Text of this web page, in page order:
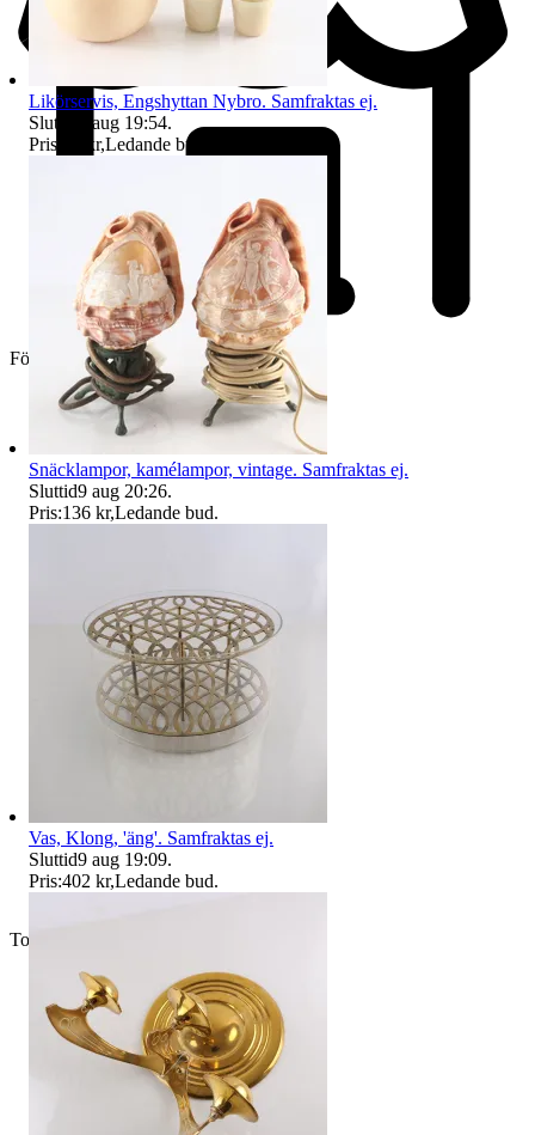
Företag
Toppsäljare
Likörservis, Engshyttan Nybro. Samfraktas ej.
Sluttid
9 aug 19:54.
Pris:
75 kr,Ledande bud
Snäcklampor, kamélampor, vintage. Samfraktas ej.
Sluttid9 aug 20:26.
Pris:136 kr,Ledande bud.
Vas, Klong, 'äng'. Samfraktas ej.
Sluttid9 aug 19:09.
Pris:402 kr,Ledande bud.